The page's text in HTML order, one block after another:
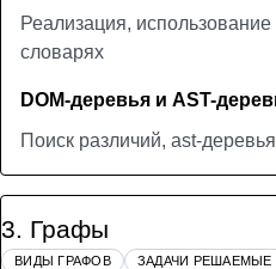
Реализация,
словарях
DOM-деревья и AST-
Поиск различий, ast-
3. Графы
ВИДЫ ГРАФОВ
ЗАДАЧИ